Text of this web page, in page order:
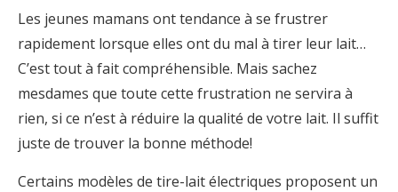
Les jeunes mamans ont tendance à se frustrer
rapidement lorsque elles ont du mal à tirer leur lait…
C’est tout à fait compréhensible. Mais sachez
mesdames que toute cette frustration ne servira à
rien, si ce n’est à réduire la qualité de votre lait. Il suffit
juste de trouver la bonne méthode!
Certains modèles de tire-lait électriques proposent un